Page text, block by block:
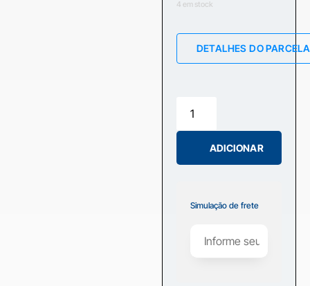
4 em stock
DETALHES DO
ADICIONAR
Simulação de frete